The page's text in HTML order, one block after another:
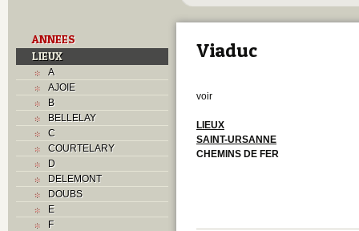
ANNEES
LIEUX
A
AJOIE
B
BELLELAY
C
COURTELARY
D
DELEMONT
DOUBS
E
F
Viaduc
voir
LIEUX
SAINT-URSANNE
CHEMINS DE FER